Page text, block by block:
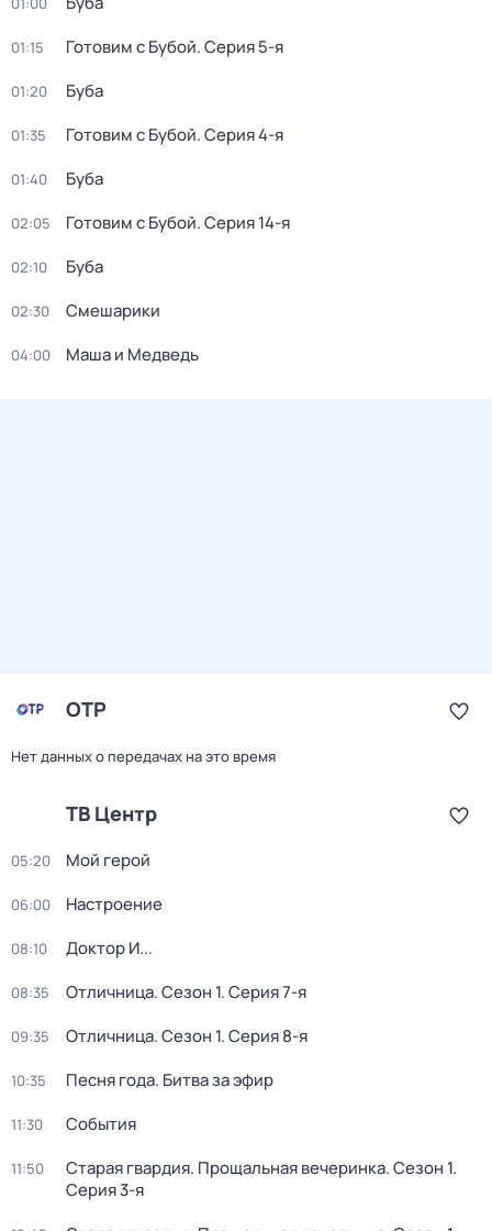
01:15 Готовим с Бубой. Серия 5-я
01:20 Буба
01:35 Готовим с Бубой. Серия 4-я
01:40 Буба
02:05 Готовим с Бубой. Серия 14-я
02:10 Буба
02:30 Смешарики
04:00 Маша и Медведь
ОТР
Нет данных о передачах на это время
ТВ Центр
05:20 Мой герой
06:00 Настроение
08:10 Доктор И...
08:35 Отличница. Сезон 1. Серия 7-я
09:35 Отличница. Сезон 1. Серия 8-я
10:35 Песня года. Битва за эфир
11:30 События
11:50 Старая гвардия. Прощальная вечеринка. Сезон 1.
Серия 3-я